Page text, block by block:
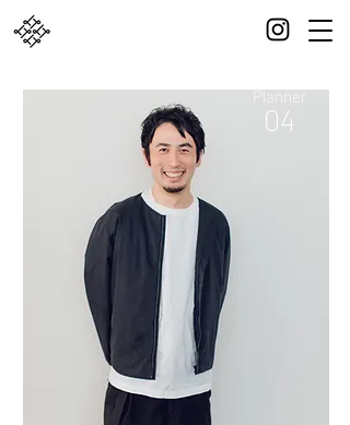
Planner
04